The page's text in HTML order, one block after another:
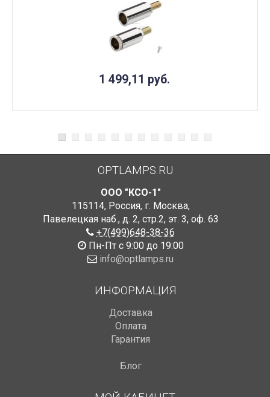
1 499,11 руб.
OPTLAMPS.RU
ООО "КСО-1"
115114, Россия, г. Москва,
Павелецкая наб., д. 2, стр.2, эт. 3, оф. 63
+7(499)648-38-36
Пн-Пт с 9:00 до 19:00
info@optlamps.ru
ИНФОРМАЦИЯ
Доставка
Оплата
Гарантия
Блог